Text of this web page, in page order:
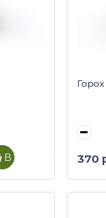
В корзину 370